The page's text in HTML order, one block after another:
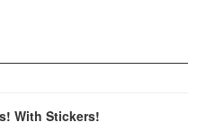
With Stickers!